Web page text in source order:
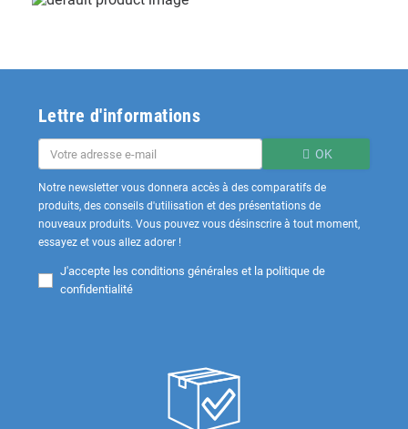
Lettre d'informations
OK
Notre newsletter vous donnera accès à des comparatifs de
produits, des conseils d'utilisation et des présentations de
nouveaux produits. Vous pouvez vous désinscrire à tout moment,
essayez et vous allez adorer !
J'accepte les conditions générales et la politique de
confidentialité